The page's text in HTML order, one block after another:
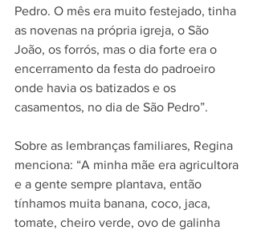
Pedro. O mês era muito festejado, tinha
as novenas na própria igreja, o São
João, os forrós, mas o dia forte era o
encerramento da festa do padroeiro
onde havia os batizados e os
casamentos, no dia de São Pedro”.
Sobre as lembranças familiares, Regina
menciona: “A minha mãe era agricultora
e a gente sempre plantava, então
tínhamos muita banana, coco, jaca,
tomate, cheiro verde, ovo de galinha